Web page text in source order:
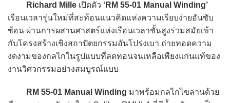
Richard Mille เปิดตัว ‘RM 55-01 Manual Winding’
เรือนเวลารุ่นใหม่ที่สะท้อนแนวคิดแห่งความเรียบง่ายอันซับ
ซ้อน ผ่านการผสานศาสตร์แห่งเรือนเวลาชั้นสูงร่วมสมัยเข้า
กับโครงสร้างเชิงสถาปัตยกรรมอันโปร่งเบา ถ่ายทอดความ
งดงามของกลไกในรูปแบบที่ลดทอนจนเหลือเพียงแก่นแท้ของ
งานวิศวกรรมอย่างสมบูรณ์แบบ
RM 55-01 Manual Winding มาพร้อมกลไกไขลานด้วย